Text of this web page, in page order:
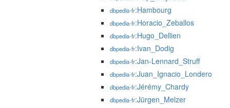
dbpedia-fr:Hambourg
dbpedia-fr:Horacio_Zeballos
dbpedia-fr:Hugo_Dellien
dbpedia-fr:Ivan_Dodig
dbpedia-fr:Jan-Lennard_Struff
dbpedia-fr:Juan_Ignacio_Londero
dbpedia-fr:Jérémy_Chardy
dbpedia-fr:Jürgen_Melzer